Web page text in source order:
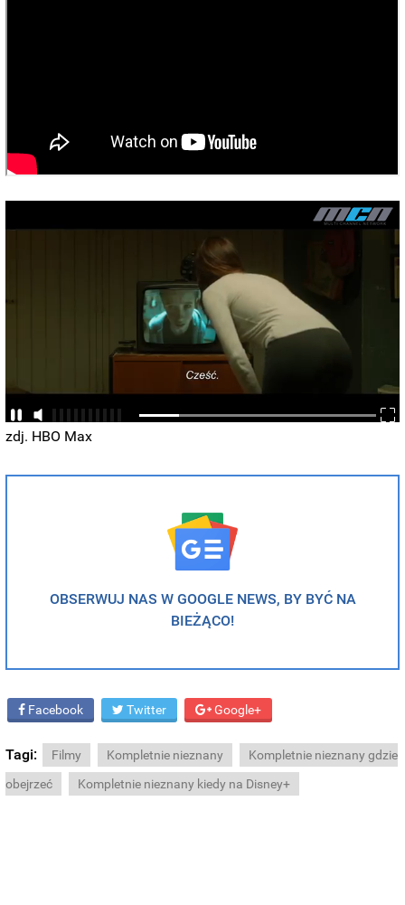
zdj. HBO Max
OBSERWUJ NAS W GOOGLE NEWS, BY BYĆ NA
BIEŻĄCO!
Facebook Twitter Google+
Tagi: Filmy Kompletnie nieznany
Kompletnie nieznany gdzie
obejrzeć
Kompletnie nieznany kiedy na Disney+